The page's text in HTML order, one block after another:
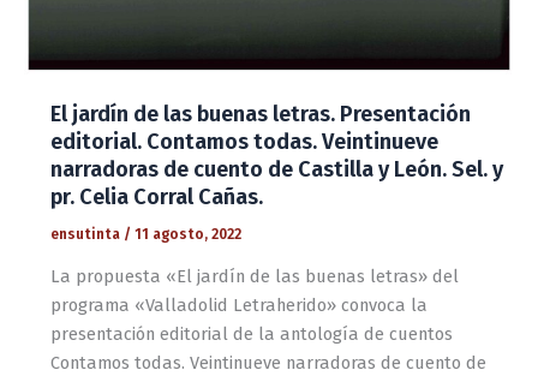
El jardín de las buenas letras. Presentación
editorial. Contamos todas. Veintinueve
narradoras de cuento de Castilla y León. Sel. y
pr. Celia Corral Cañas.
ensutinta / 11 agosto, 2022
La propuesta «El jardín de las buenas letras» del
programa «Valladolid Letraherido» convoca la
presentación editorial de la antología de cuentos
Contamos todas. Veintinueve narradoras de cuento de